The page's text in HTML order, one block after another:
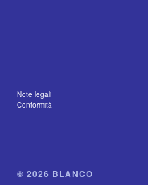
Note legali
Conformità
© 2026 BLANCO